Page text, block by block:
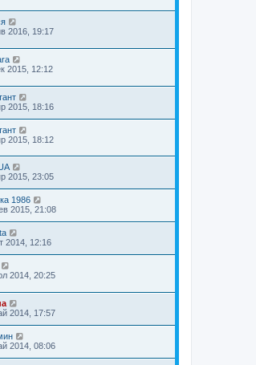
2016, 19:17
2015, 12:12
2015, 18:16
2015, 18:12
2015, 23:05
1986
2015, 21:08
2014, 12:16
2014, 20:25
2014, 17:57
2014, 08:06